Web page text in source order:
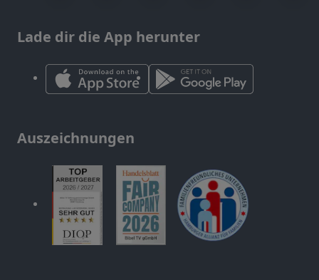
Lade dir die App herunter
Auszeichnungen